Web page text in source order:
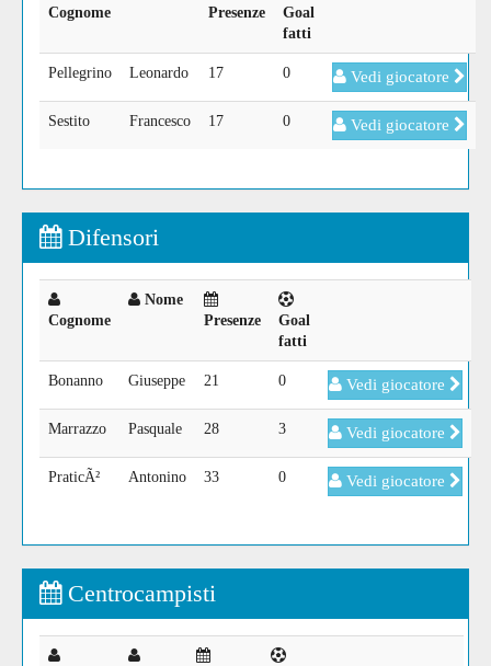
Cognome
Presenze
Goal
fatti
Pellegrino Leonardo 17 0 Vedi giocatore
Sestito Francesco 17 0 Vedi giocatore
Difensori
Cognome
Nome
Presenze
Goal
fatti
Bonanno Giuseppe 21 0 Vedi giocatore
Marrazzo Pasquale 28 3 Vedi giocatore
PraticÃ² Antonino 33 0 Vedi giocatore
Centrocampisti